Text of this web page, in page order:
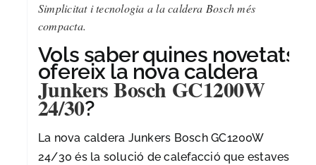
Simplicitat i tecnologia a la caldera Bosch més
compacta.
Vols saber quines novetats
ofereix la nova caldera
Junkers Bosch GC1200W
24/30?
La nova caldera Junkers Bosch GC1200W
24/30 és la solució de calefacció que estaves